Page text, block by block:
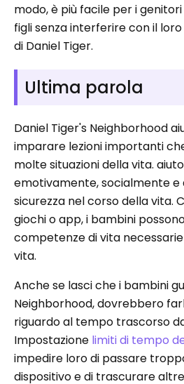
modo, è più facile per i
figli senza interferire con il
di Daniel Tiger.
Ultima parola
Daniel Tiger's Neighborhood
imparare lezioni importanti
molte situazioni della vita.
emotivamente, socialmente e
sicurezza nel corso della vita.
giochi o app, i bambini
competenze di vita
vita.
Anche se lasci che i bambini
Neighborhood, dovrebbero
riguardo al tempo trascorso
Impostazione limiti di tempo
impedire loro di passare
dispositivo e di trascurare